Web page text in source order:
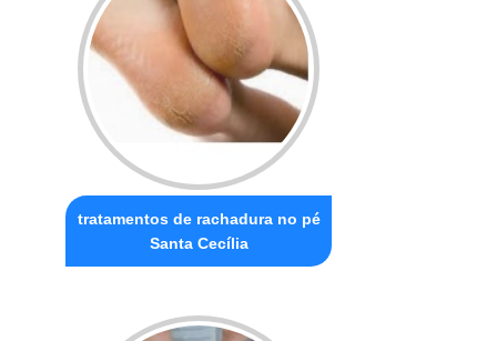
tratamentos de rachadura no pé
Santa Cecília